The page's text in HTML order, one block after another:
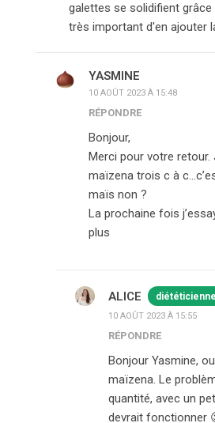
galettes se solidifient
très important d'en ajouter
YASMINE
10 AOÛT 2023 À 15:48
RÉPONDRE
Bonjour,
Merci pour votre retour.
maïzena trois c à
maïs non ?
La prochaine fois
plus
ALICE diététicienne
10 AOÛT 2023 À 15:55
RÉPONDRE
Bonjour Yasmine,
maïzena. Le
quantité, avec un
devrait fonctionner